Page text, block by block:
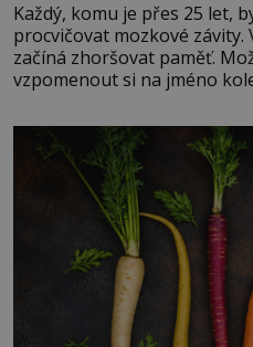
Každý, komu je přes 25 let,
procvičovat mozkové
začíná zhoršovat paměť.
vzpomenout si na jméno
Je to opravdu tak, s věkem
rozhodla stávkovat. Cvičte